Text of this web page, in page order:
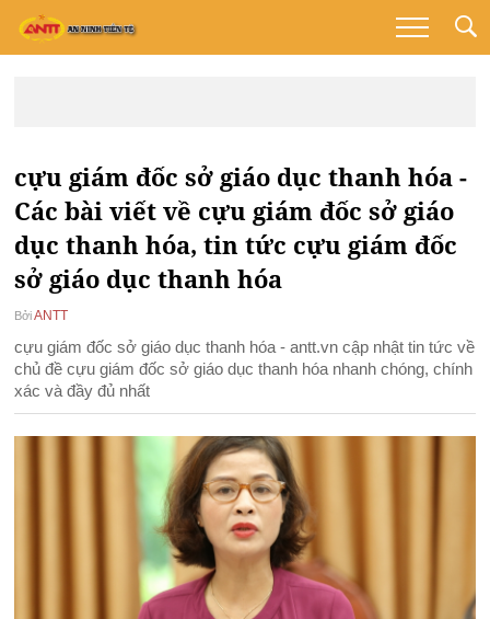
cựu giám đốc sở giáo dục thanh hóa -
Các bài viết về cựu giám đốc sở giáo
dục thanh hóa, tin tức cựu giám đốc
sở giáo dục thanh hóa
Bởi ANTT
cựu giám đốc sở giáo dục thanh hóa - antt.vn cập nhật tin tức về
chủ đề cựu giám đốc sở giáo dục thanh hóa nhanh chóng, chính
xác và đầy đủ nhất